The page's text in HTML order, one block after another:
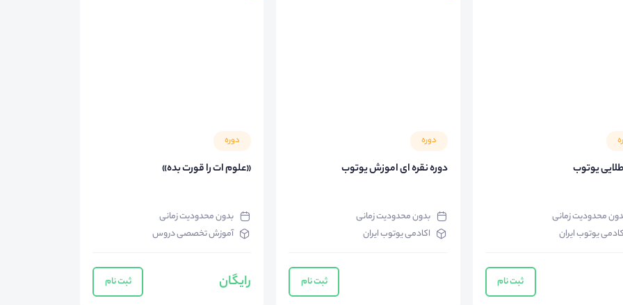
یوتوب
محدودیت زمانی
یوتوب ایران
ثبت نام
دوره
دوره نقره ای اموزش یوتوب
بدون محدودیت زمانی
اکادمی یوتوب ایران
ثبت نام
دوره
«علوم ات را قورت بده»
بدون محدودیت زمانی
آموزش تخصصی دروس
رایگان ثبت نام